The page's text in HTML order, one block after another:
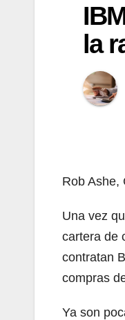
la
Rob Ashe,
Una vez
cartera de
contratan
compras
Ya son